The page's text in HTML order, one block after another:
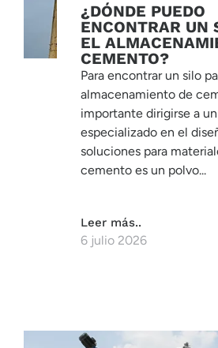
¿DÓNDE PUEDO
ENCONTRAR UN
EL
CEMENTO?
Para encontrar un silo
almacenamiento de
importante dirigirse a
especializado en el
soluciones para
cemento es un polvo...
Leer más..
6 julio 2026